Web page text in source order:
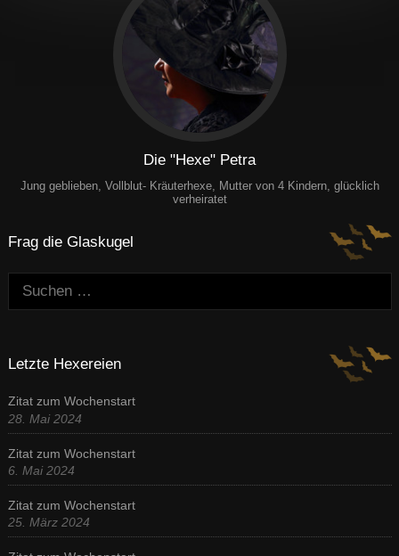
Die "Hexe" Petra
Jung geblieben, Vollblut- Kräuterhexe, Mutter von 4 Kindern, glücklich
verheiratet
Frag die Glaskugel
Suchen:
Letzte Hexereien
Zitat zum Wochenstart
28. Mai 2024
Zitat zum Wochenstart
6. Mai 2024
Zitat zum Wochenstart
25. März 2024